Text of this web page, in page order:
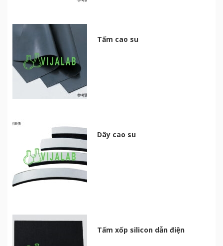
Tấm cao su
Dây cao su
Tấm xốp silicon dẫn điện